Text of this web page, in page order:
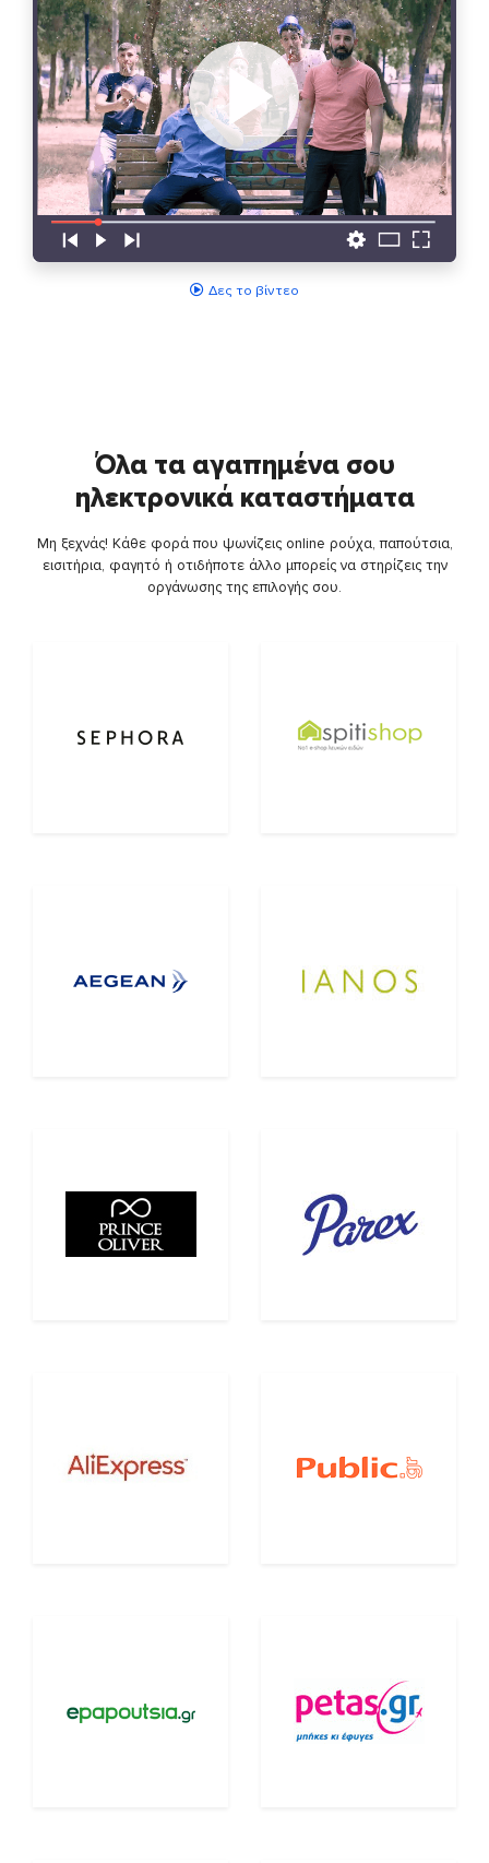
Δες το βίντεο
Όλα τα αγαπημένα σου
ηλεκτρονικά καταστήματα
Μη ξεχνάς! Κάθε φορά που ψωνίζεις online ρούχα, παπούτσια,
εισιτήρια, φαγητό ή οτιδήποτε άλλο μπορείς να στηρίζεις την
οργάνωσης της επιλογής σου.